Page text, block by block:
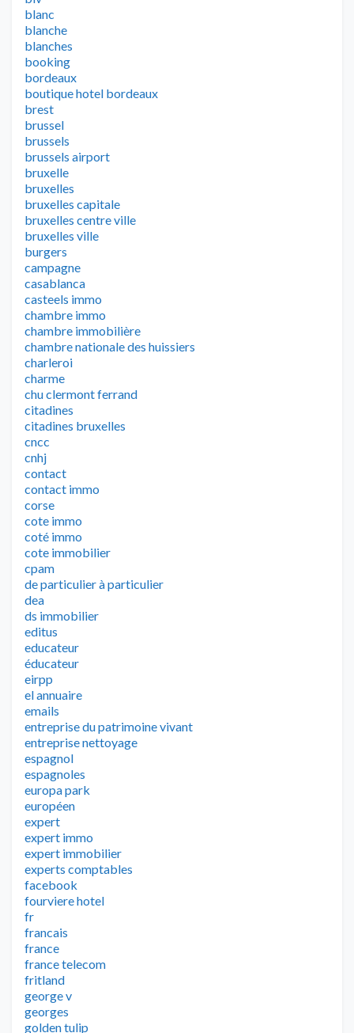
blanc
blanche
blanches
booking
bordeaux
boutique hotel bordeaux
brest
brussel
brussels
brussels airport
bruxelle
bruxelles
bruxelles capitale
bruxelles centre ville
bruxelles ville
burgers
campagne
casablanca
casteels immo
chambre immo
chambre immobilière
chambre nationale des huissiers
charleroi
charme
chu clermont ferrand
citadines
citadines bruxelles
cncc
cnhj
contact
contact immo
corse
cote immo
coté immo
cote immobilier
cpam
de particulier à particulier
dea
ds immobilier
editus
educateur
éducateur
eirpp
el annuaire
emails
entreprise du patrimoine vivant
entreprise nettoyage
espagnol
espagnoles
europa park
européen
expert
expert immo
expert immobilier
experts comptables
facebook
fourviere hotel
fr
francais
france
france telecom
fritland
george v
georges
golden tulip